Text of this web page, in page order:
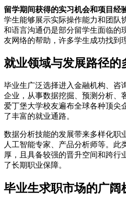
留学期间获得的实习机会和项目经
学生能够展示实际操作能力和团队
和语言沟通仍是部分留学生面临的
友网络的帮助，许多学生成功找到
就业领域与发展路径的
毕业生广泛选择进入金融机构、咨
企业，从事数据挖掘、预测分析、
爱丁堡大学校友遍布全球各种顶尖
了丰富的就业通路。
数据分析技能的发展带来多样化职
人工智能专家、产品分析师等。此
厚，且具备较强的晋升空间和跨行
了长期职业保障。
毕业生求职市场的广阔